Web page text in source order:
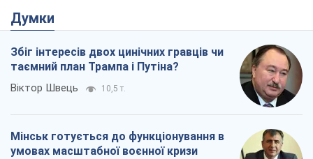
Думки
Збіг інтересів двох цинічних гравців чи
таємний план Трампа і Путіна?
Віктор Швець 10,5 т.
Мінськ готується до функціонування в
умовах масштабної воєнної кризи